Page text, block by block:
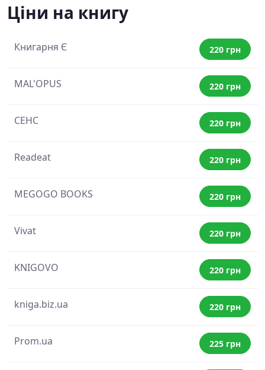
Ціни на книгу
Книгарня Є 220 грн
MAL'OPUS 220 грн
СЕНС 220 грн
Readeat 220 грн
MEGOGO BOOKS 220 грн
Vivat 220 грн
KNIGOVO 220 грн
kniga.biz.ua 220 грн
Prom.ua 225 грн